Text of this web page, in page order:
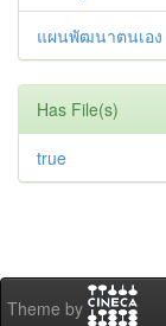
แผนพัฒนาตนเอง
Has File(s)
true
Theme by